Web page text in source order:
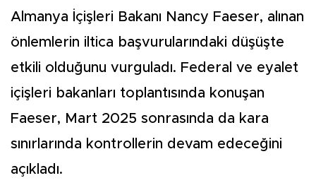
Almanya İçişleri Bakanı Nancy Faeser, alınan
önlemlerin iltica başvurularındaki düşüşte
etkili olduğunu vurguladı. Federal ve eyalet
içişleri bakanları toplantısında konuşan
Faeser, Mart 2025 sonrasında da kara
sınırlarında kontrollerin devam edeceğini
açıkladı.